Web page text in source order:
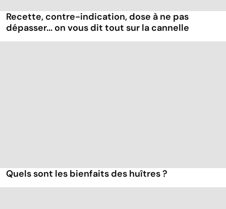
Recette, contre-indication, dose à ne pas
dépasser... on vous dit tout sur la cannelle
Quels sont les bienfaits des huîtres ?